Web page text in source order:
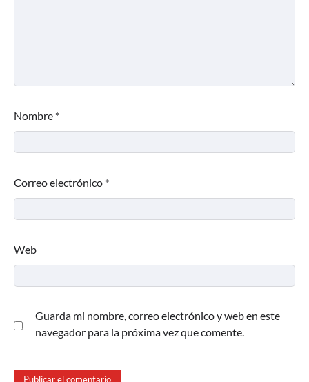
Nombre *
Correo electrónico *
Web
Guarda mi nombre, correo electrónico y web en este
navegador para la próxima vez que comente.